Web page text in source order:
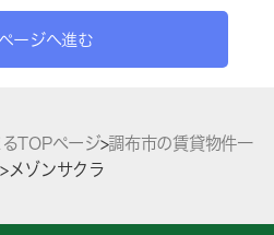
ージへ進む
TOPページ>調布市の賃貸物件一
>メゾンサクラ